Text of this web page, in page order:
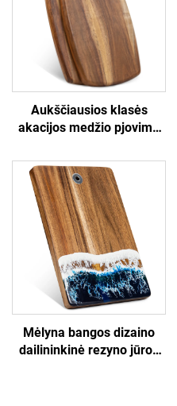
Aukščiausios klasės
akacijos medžio pjovimo
aukštu
Mėlyna bangos dizaino
dailininkinė rezyno jūros